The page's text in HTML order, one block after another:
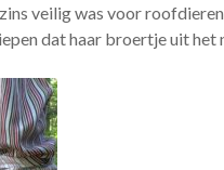
veilig was voor
dat haar broertje uit het